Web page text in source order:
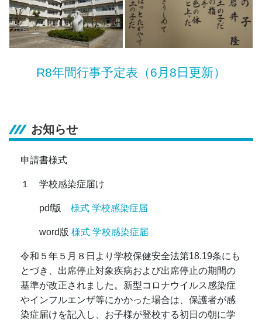
R8年間行事予定表（6月8日更新）
お知らせ
申請書様式
１ 学校感染症届け
pdf版 様式 学校感染症届
word版 様式 学校感染症届
令和５年５月８日より学校保健安全法第18.19条にも
とづき、出席停止対象疾病および出席停止の期間の
基準が改正されました。新型コロナウイルス感染症
やインフルエンザ等にかかった場合は、保護者が感
染症届けを記入し、お子様が登校する初日の朝に学